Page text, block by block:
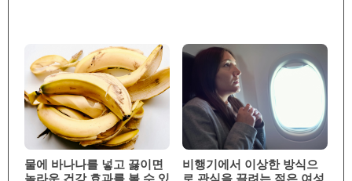
물에 바나나를 넣고 끓이면
비행기에서 이상한 방식으